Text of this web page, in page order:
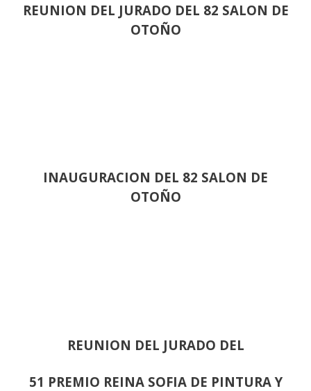
REUNION DEL JURADO DEL 82 SALON DE
OTOÑO
INAUGURACION DEL 82 SALON DE
OTOÑO
REUNION DEL JURADO DEL
51 PREMIO REINA SOFIA DE PINTURA Y